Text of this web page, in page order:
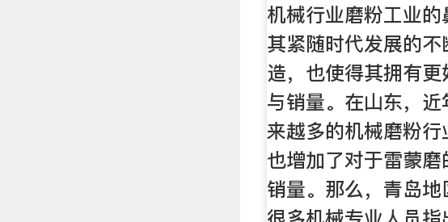
机械行业磨粉工业的
其紧随时代发展的不
造，也使得其拥有更
与销量。在山东，
来越多的机械磨粉行
也增加了对于雷蒙磨
销量。那么，青岛地